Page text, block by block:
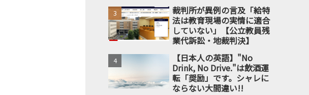
裁判所が異例の言及「給特
法は教育現場の実情に適合
していない」【公立教員残
業代訴訟・地裁判決】
【日本人の英語】"No
Drink, No Drive."は飲酒運
転「奨励」です。シャレに
ならない大間違い!!